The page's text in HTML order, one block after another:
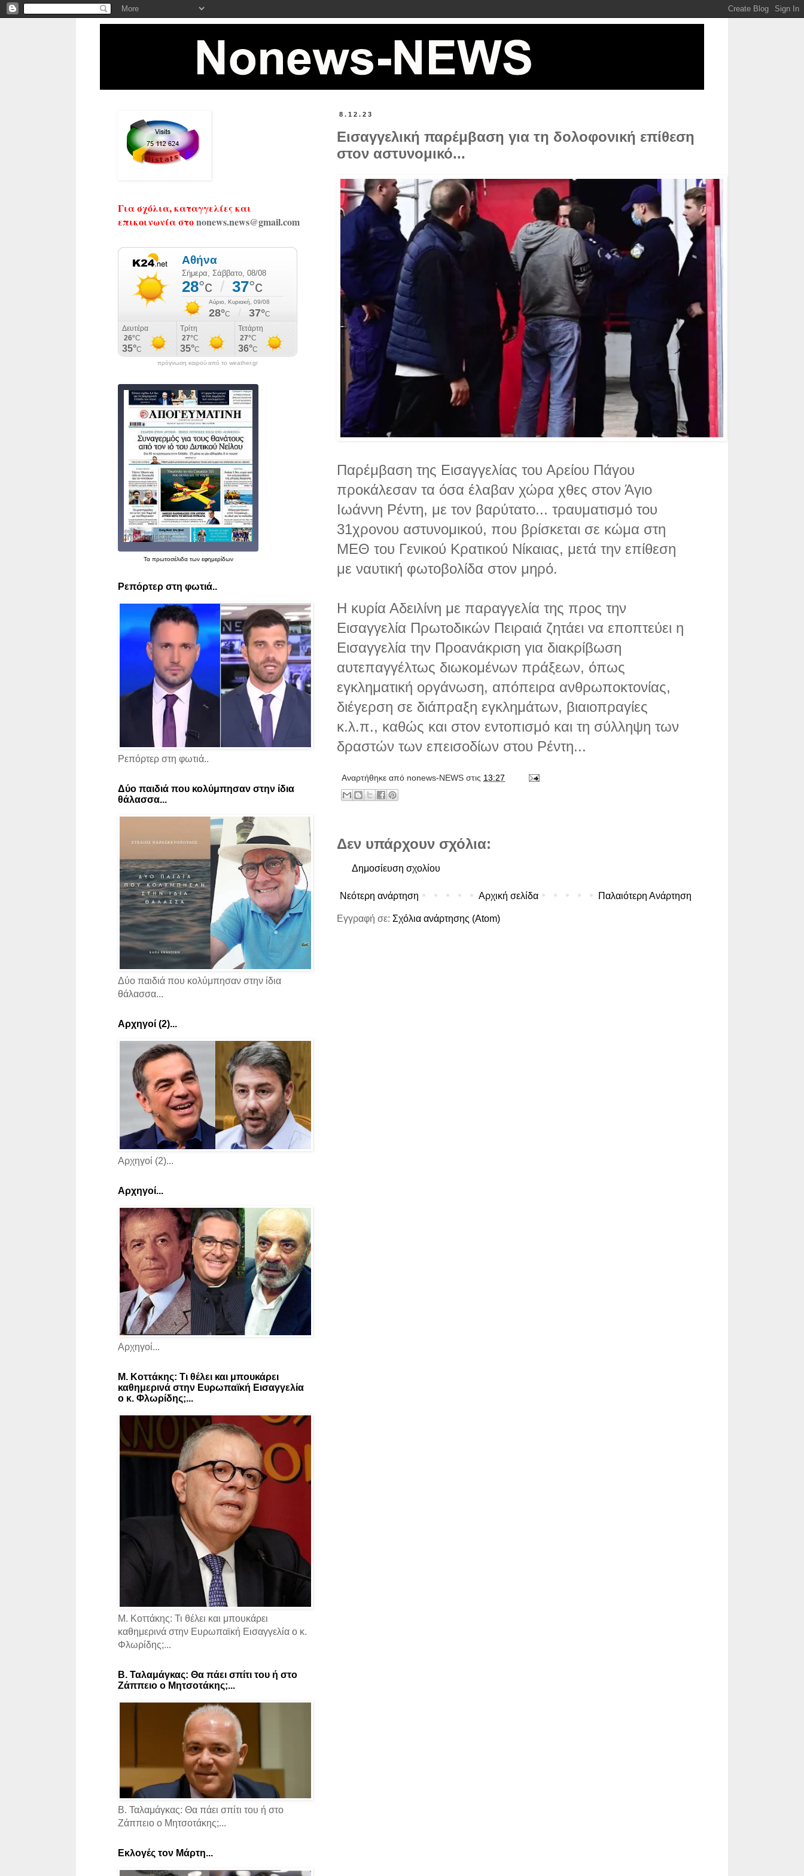
8.12.23
Εισαγγελική παρέμβαση για τη δολοφονική επίθεση
στον αστυνομικό...
Παρέμβαση της Εισαγγελίας του Αρείου Πάγου
προκάλεσαν τα όσα έλαβαν χώρα χθες στον Άγιο
Ιωάννη Ρέντη, με τον βαρύτατο... τραυματισμό του
31χρονου αστυνομικού, που βρίσκεται σε κώμα στη
ΜΕΘ του Γενικού Κρατικού Νίκαιας, μετά την επίθεση
με ναυτική φωτοβολίδα στον μηρό.
Η κυρία Αδειλίνη με παραγγελία της προς την
Εισαγγελία Πρωτοδικών Πειραιά ζητάει να εποπτεύει η
Εισαγγελία την Προανάκριση για διακρίβωση
αυτεπαγγέλτως διωκομένων πράξεων, όπως
εγκληματική οργάνωση, απόπειρα ανθρωποκτονίας,
διέγερση σε διάπραξη εγκλημάτων, βιαιοπραγίες
κ.λ.π., καθώς και στον εντοπισμό και τη σύλληψη των
δραστών των επεισοδίων στου Ρέντη...
Αναρτήθηκε από nonews-NEWS στις 13:27
Δεν υπάρχουν σχόλια:
Δημοσίευση σχολίου
Νεότερη ανάρτηση Παλαιότερη Ανάρτηση
Αρχική σελίδα
Εγγραφή σε: Σχόλια ανάρτησης (Atom)
Για σχόλια, καταγγελίες και
επικοινωνία στοnonews.news@gmail.com
πρόγνωση καιρού από το weather.gr
Τα πρωτοσέλιδατων εφημερίδων
Ρεπόρτερ στη φωτιά..
Ρεπόρτερ στη φωτιά..
Δύο παιδιά που κολύμπησαν στην ίδια
θάλασσα...
Δύο παιδιά που κολύμπησαν στην ίδια
θάλασσα...
Αρχηγοί (2)...
Αρχηγοί (2)...
Αρχηγοί...
Αρχηγοί...
Μ. Κοττάκης: Τι θέλει και μπουκάρει
καθημερινά στην Ευρωπαϊκή Εισαγγελία
ο κ. Φλωρίδης;...
Μ. Κοττάκης: Τι θέλει και μπουκάρει
καθημερινά στην Ευρωπαϊκή Εισαγγελία ο κ.
Φλωρίδης;...
Β. Ταλαμάγκας: Θα πάει σπίτι του ή στο
Ζάππειο ο Μητσοτάκης;...
Β. Ταλαμάγκας: Θα πάει σπίτι του ή στο
Ζάππειο ο Μητσοτάκης;...
Εκλογές τον Μάρτη...